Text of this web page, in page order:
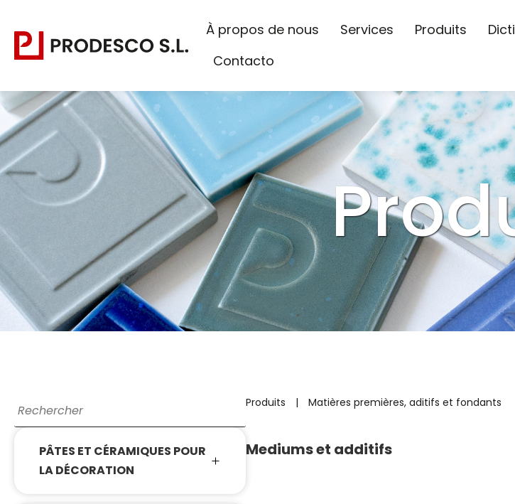
À propos de nous Services Produits
Contacto
PÂTES ET CÉRAMIQUES POUR
LA DÉCORATION
Produits | Matières premières, aditifs et fondants
Mediums et additifs